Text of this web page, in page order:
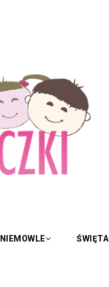
NIEMOWLE ŚWIĘTA